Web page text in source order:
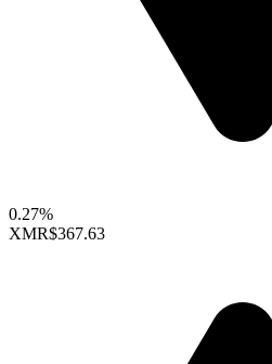
0.27%
XMR$367.63